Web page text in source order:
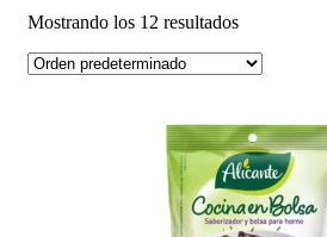
Mostrando los 12 resultados